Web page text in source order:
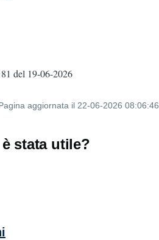
del 19-06-2026
aggiornata il 22-06-2026 08:06:46
stata utile?